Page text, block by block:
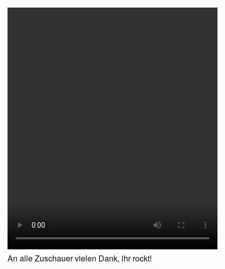
An alle Zuschauer vielen Dank, ihr rockt!